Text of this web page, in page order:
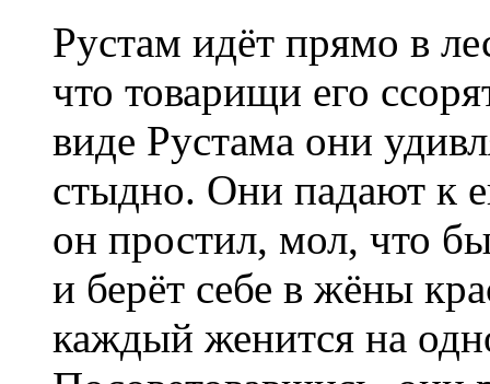
Рустам идёт прямо в
что товарищи его
виде Рустама они
стыдно. Они падают к
он простил, мол, что
и берёт себе в жёны
каждый женится на